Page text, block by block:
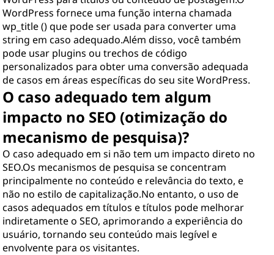
WordPress fornece uma função interna chamada
wp_title () que pode ser usada para converter uma
string em caso adequado.Além disso, você também
pode usar plugins ou trechos de código
personalizados para obter uma conversão adequada
de casos em áreas específicas do seu site WordPress.
O caso adequado tem algum
impacto no SEO (otimização do
mecanismo de pesquisa)?
O caso adequado em si não tem um impacto direto no
SEO.Os mecanismos de pesquisa se concentram
principalmente no conteúdo e relevância do texto, e
não no estilo de capitalização.No entanto, o uso de
casos adequados em títulos e títulos pode melhorar
indiretamente o SEO, aprimorando a experiência do
usuário, tornando seu conteúdo mais legível e
envolvente para os visitantes.